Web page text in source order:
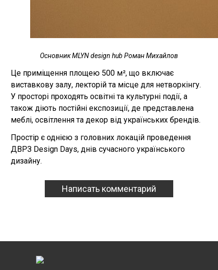
Основник MLYN design hub Роман Михайлов
Це приміщення площею 500 м², що включає
виставкову залу, лекторій та місце для нетворкінгу.
У просторі проходять освітні та культурні події, а
також діють постійні експозиції, де представлена ​​
меблі, освітлення та декор від українських брендів.
Простір є однією з головних локацій проведення
ДВРЗ Design Days, днів сучасного українського
дизайну.
Написать комментарий